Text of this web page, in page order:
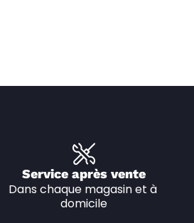
Service après vente
Dans chaque magasin et à
domicile